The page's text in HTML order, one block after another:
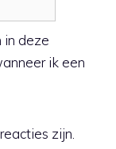
in deze
ik een
zijn.